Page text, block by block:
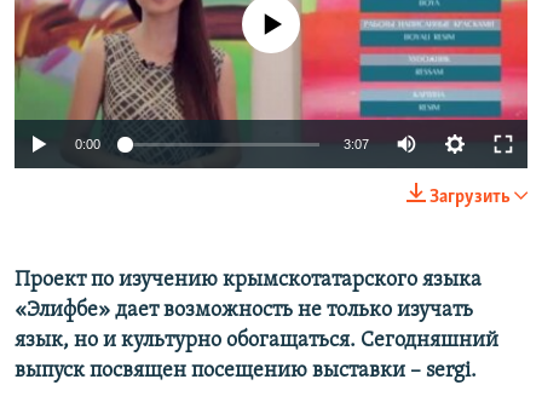
ПОБЕДИТЕЛЕЙ НЕ СУДЯТ?
КРЫМ.НЕПОКОРЕННЫЙ
УКРАИНСКАЯ ПРОБЛЕМА КРЫМА
ПРИСОЕДИНЯЙТЕСЬ!No media source currently available
0:00 3:07
Загрузить
Проект по изучению крымскотатарского языка
«Элифбе» дает возможность не только изучать
язык, но и культурно обогащаться. Сегодняшний
выпуск посвящен посещению выставки – sergi.